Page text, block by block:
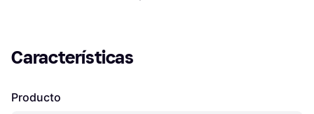
Características
Producto